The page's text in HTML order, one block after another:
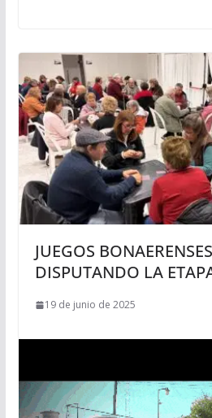
JUEGOS
DISPUTANDO LA
19 de junio de 2025